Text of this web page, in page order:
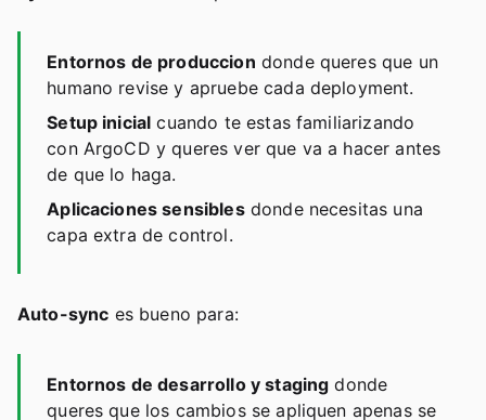
Entornos de produccion donde queres que un
humano revise y apruebe cada deployment.
Setup inicial cuando te estas familiarizando
con ArgoCD y queres ver que va a hacer antes
de que lo haga.
Aplicaciones sensiblesdonde necesitas una
capa extra de control.
Auto-sync es bueno para:
Entornos de desarrollo y staging donde
queres que los cambios se apliquen apenas se